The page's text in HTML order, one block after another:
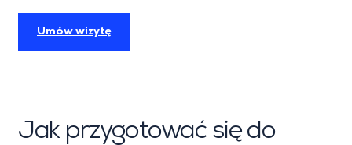
Umów wizytę
Jak przygotować się do